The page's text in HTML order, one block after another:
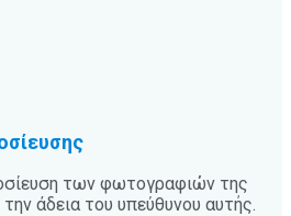
των φωτογραφιών της
άδεια του υπεύθυνου αυτής.